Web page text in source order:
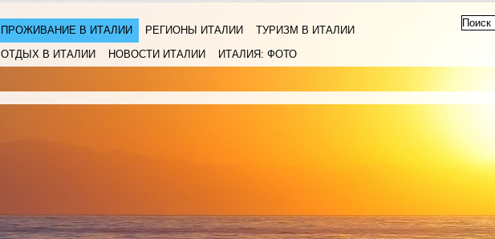
ПРОЖИВАНИЕ В ИТАЛИИ РЕГИОНЫ ИТАЛИИ
ТУРИЗМ В ИТАЛИИ
ОТДЫХ В ИТАЛИИ
НОВОСТИ ИТАЛИИ ИТАЛИЯ: ФОТО